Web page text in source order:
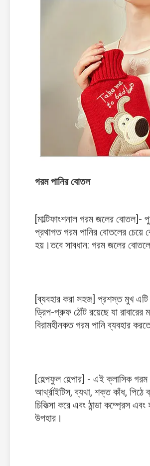
গরম পানির বোতল
[মাল্টিফাংশনাল গরম জলের বোতল]-
প্রথাগত গরম পানির বোতলের চেয়ে
হয়।তবে সাবধান: গরম জলের
[ব্যবহার করা সহজ] প্রশস্ত মুখ
ড্রিপ-প্রুফ ঠোঁট রয়েছে যা
বিরামহীনকত গরম পানি ব্যবহার
[হেল্পফুল হেল্পার] - এই ক্লাসিক
আর্থ্রাইটিস, ব্যথা, শক্ত কাঁধ, পিঠে
চিকিত্সা করে এবং ঠান্ডা কম্প্রেস
উপহার।